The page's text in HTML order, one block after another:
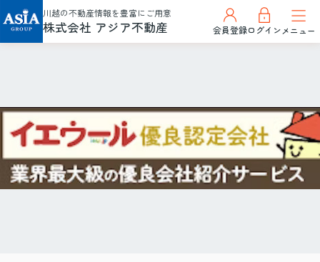
川越の不動産情報を豊富にご用意
株式会社 アジア不動産 会員登録ログインメニュー